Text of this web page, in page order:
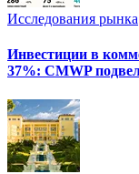
Исследования рынка
Инвестиции в
37%: CMWP